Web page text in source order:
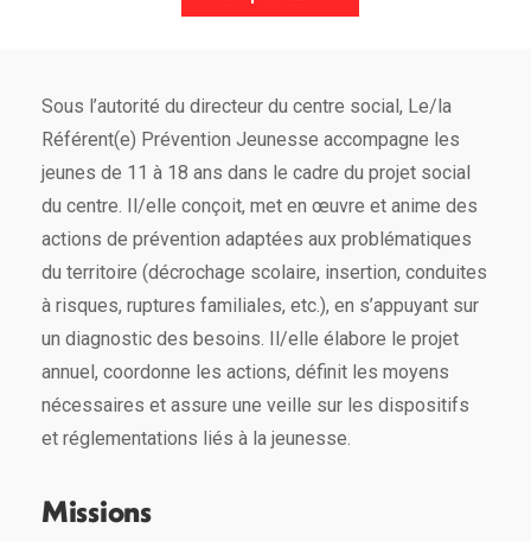
Sous l’autorité du directeur du centre social, Le/la
Référent(e) Prévention Jeunesse accompagne les
jeunes de 11 à 18 ans dans le cadre du projet social
du centre. Il/elle conçoit, met en œuvre et anime des
actions de prévention adaptées aux problématiques
du territoire (décrochage scolaire, insertion, conduites
à risques, ruptures familiales, etc.), en s’appuyant sur
un diagnostic des besoins. Il/elle élabore le projet
annuel, coordonne les actions, définit les moyens
nécessaires et assure une veille sur les dispositifs
et réglementations liés à la jeunesse.
Missions